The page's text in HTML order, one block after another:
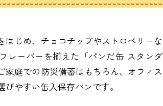
はじめ、チョコチップやストロベリーな
レーバーを揃えた「パンだ缶 スタンダ
家庭での防災備蓄はもちろん、オフィス
やすい缶入保存パンです。